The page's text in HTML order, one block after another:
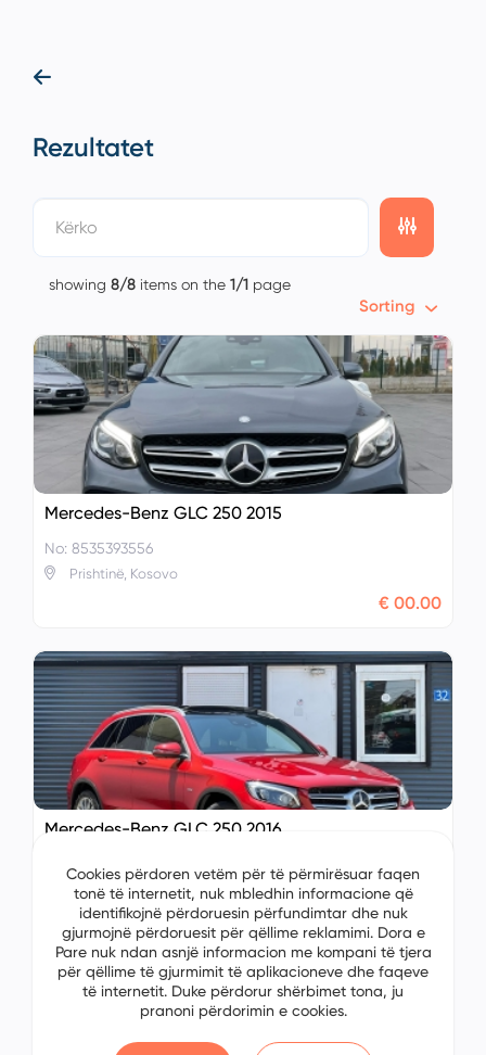
Rezultatet
showing 8/8 items on the 1/1 page
Sorting
Mercedes-Benz GLC 250 2015
No: 8535393556
Prishtinë, Kosovo
€ 00.00
Mercedes-Benz GLC 250 2016
Prishtinë, Kosovo
€ 00.00
Cookies përdoren vetëm për të përmirësuar faqen
tonë të internetit, nuk mbledhin informacione që
identifikojnë përdoruesin përfundimtar dhe nuk
gjurmojnë përdoruesit për qëllime reklamimi. Dora e
Pare nuk ndan asnjë informacion me kompani të tjera
për qëllime të gjurmimit të aplikacioneve dhe faqeve
të internetit. Duke përdorur shërbimet tona, ju
pranoni përdorimin e cookies.